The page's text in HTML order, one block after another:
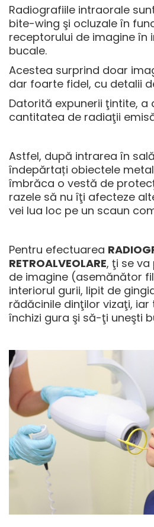
Radiografiile intraorale
bite-wing şi ocluzale în
receptorului de imagine în
bucale.
Acestea surprind doar
dar foarte fidel, cu detalii
Datorită expunerii ţintite,
cantitatea de radiaţii
Astfel, după intrarea în
îndepărtați obiectele
îmbrăca o vestă de
razele să nu îţi afecteze
vei lua loc pe un scaun
Pentru efectuarea
RETROALVEOLARE, ţi se
de imagine (asemănător
interiorul gurii, lipit de
rădăcinile dinţilor vizaţi, iar
închizi gura şi să-ţi uneşti